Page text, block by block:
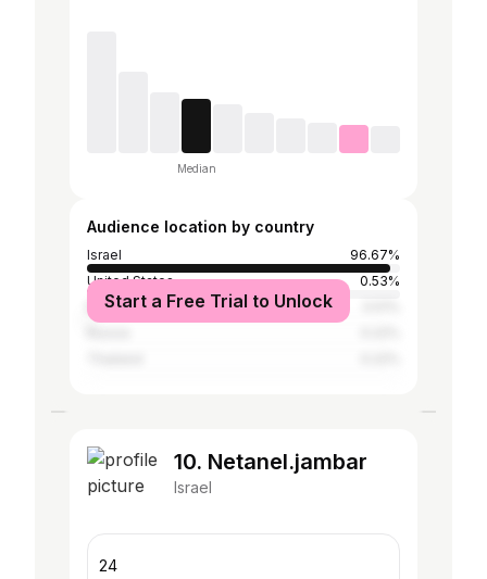
Median
Audience location by country
Israel
96.67%
United States
0.53%
Brazil
Start a Free Trial to Unlock
10. Netanel.jambar
Israel
24